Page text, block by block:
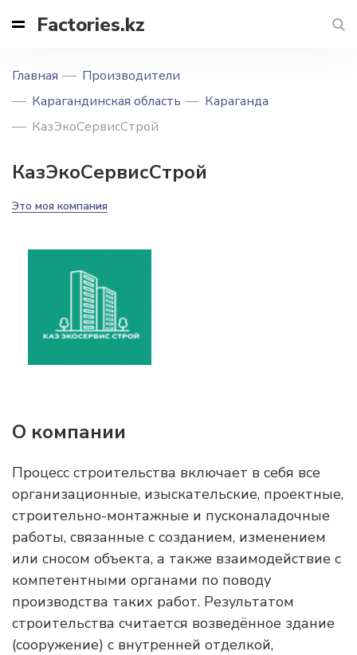
Factories.kz
Главная
Производители
Карагандинская область
Караганда
КазЭкоСервисСтрой
КазЭкоСервисСтрой
Это моя компания
О компании
Процесс строительства включает в себя все
организационные, изыскательские, проектные,
строительно-монтажные и пусконаладочные
работы, связанные с созданием, изменением
или сносом объекта, а также взаимодействие с
компетентными органами по поводу
производства таких работ. Результатом
строительства считается возведённое здание
(сооружение) с внутренней отделкой,